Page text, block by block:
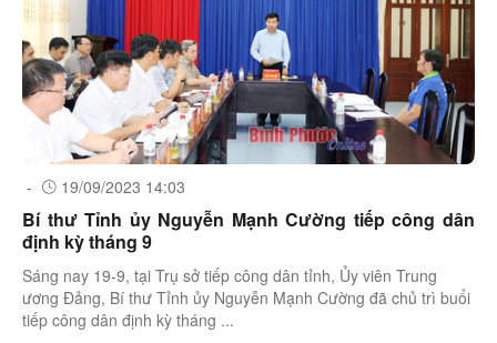
- 19/09/2023 14:03
Bí thư Tỉnh ủy Nguyễn Mạnh Cường tiếp công dân
Sáng nay 19-9, tại Trụ sở tiếp công dân tỉnh, Ủy viên Trung
ương Đảng, Bí thư Tỉnh ủy Nguyễn Mạnh Cường đã chủ trì buổi
tiếp công dân định kỳ tháng ...